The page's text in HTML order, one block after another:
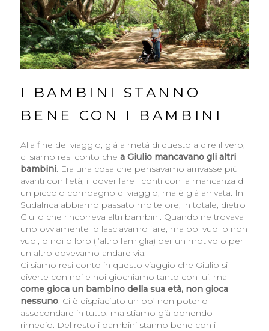
I BAMBINI STANNO
BENE CON I BAMBINI
Alla fine del viaggio, già a metà di questo a dire il vero,
ci siamo resi conto che a Giulio mancavano gli altri
bambini. Era una cosa che pensavamo arrivasse più
avanti con l’età, il dover fare i conti con la mancanza di
un piccolo compagno di viaggio, ma è già arrivata. In
Sudafrica abbiamo passato molte ore, in totale, dietro
Giulio che rincorreva altri bambini. Quando ne trovava
uno ovviamente lo lasciavamo fare, ma poi vuoi o non
vuoi, o noi o loro (l’altro famiglia) per un motivo o per
un altro dovevamo andare via.
Ci siamo resi conto in questo viaggio che Giulio si
diverte con noi e noi giochiamo tanto con lui, ma
come gioca un bambino della sua età, non gioca
nessuno. Ci è dispiaciuto un po’ non poterlo
assecondare in tutto, ma stiamo già ponendo
rimedio. Del resto i bambini stanno bene con i